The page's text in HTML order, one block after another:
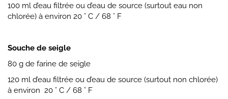
100 ml d’eau filtrée ou d’eau de source (surtout eau non
chlorée) à environ 20 ° C / 68 ° F
Souche de seigle
80 g de farine de seigle
120 ml d’eau filtrée ou d’eau de source (surtout non chlorée)
à environ 20 ° C / 68 ° F